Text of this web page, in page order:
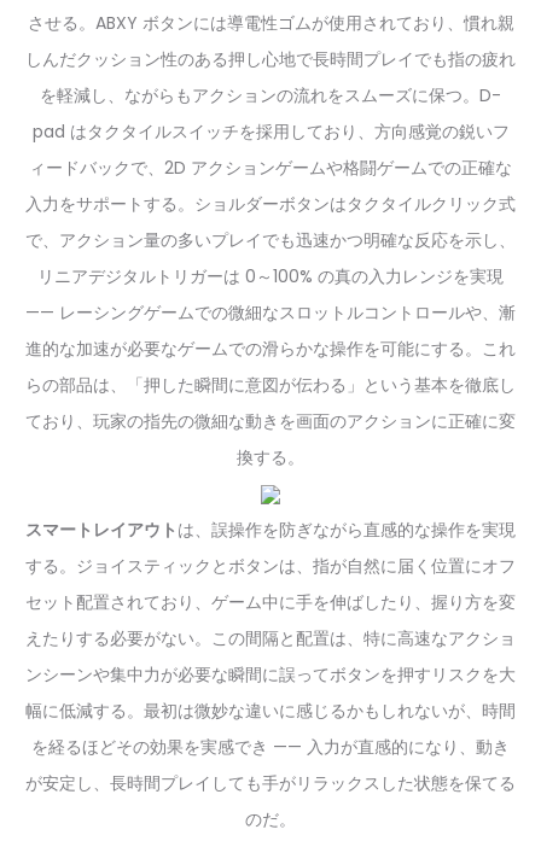
させる。ABXY ボタンには導電性ゴムが使用されており、慣れ親
しんだクッション性のある押し心地で長時間プレイでも指の疲れ
を軽減し、ながらもアクションの流れをスムーズに保つ。D-
pad はタクタイルスイッチを採用しており、方向感覚の鋭いフ
ィードバックで、2D アクションゲームや格闘ゲームでの正確な
入力をサポートする。ショルダーボタンはタクタイルクリック式
で、アクション量の多いプレイでも迅速かつ明確な反応を示し、
リニアデジタルトリガーは 0～100% の真の入力レンジを実現
—— レーシングゲームでの微細なスロットルコントロールや、漸
進的な加速が必要なゲームでの滑らかな操作を可能にする。これ
らの部品は、「押した瞬間に意図が伝わる」という基本を徹底し
ており、玩家の指先の微細な動きを画面のアクションに正確に変
換する。
スマートレイアウト は、誤操作を防ぎながら直感的な操作を実現
する。ジョイスティックとボタンは、指が自然に届く位置にオフ
セット配置されており、ゲーム中に手を伸ばしたり、握り方を変
えたりする必要がない。この間隔と配置は、特に高速なアクショ
ンシーンや集中力が必要な瞬間に誤ってボタンを押すリスクを大
幅に低減する。最初は微妙な違いに感じるかもしれないが、時間
を経るほどその効果を実感でき —— 入力が直感的になり、動き
が安定し、長時間プレイしても手がリラックスした状態を保てる
のだ。